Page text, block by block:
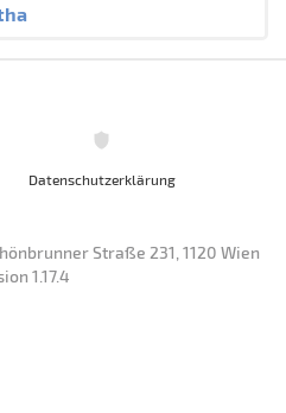
Datenschutzerklärung
Straße 231, 1120 Wien
1.17.4